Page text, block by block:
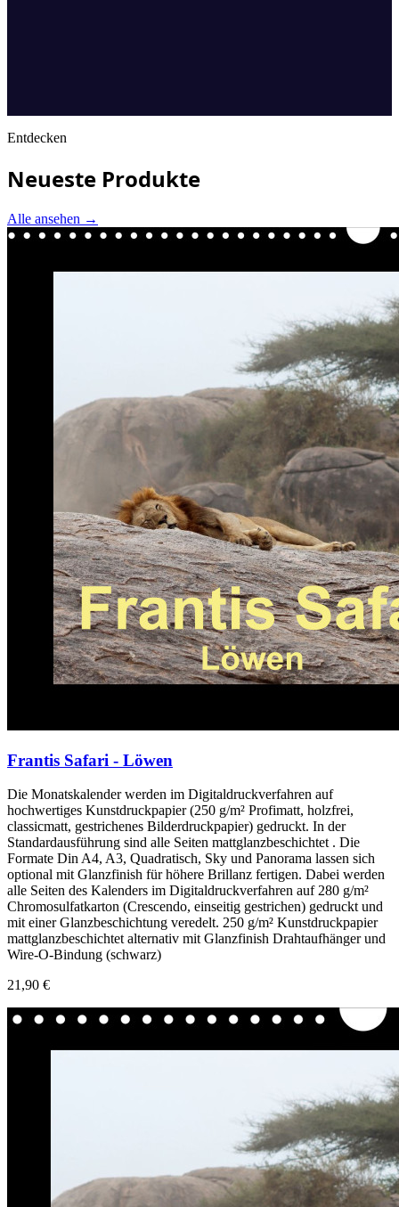
Entdecken
Neueste Produkte
Alle ansehen →
Frantis Safari - Löwen
Die Monatskalender werden im Digitaldruckverfahren auf
hochwertiges Kunstdruckpapier (250 g/m² Profimatt, holzfrei,
classicmatt, gestrichenes Bilderdruckpapier) gedruckt. In der
Standardausführung sind alle Seiten mattglanzbeschichtet . Die
Formate Din A4, A3, Quadratisch, Sky und Panorama lassen sich
optional mit Glanzfinish für höhere Brillanz fertigen. Dabei werden
alle Seiten des Kalenders im Digitaldruckverfahren auf 280 g/m²
Chromosulfatkarton (Crescendo, einseitig gestrichen) gedruckt und
mit einer Glanzbeschichtung veredelt. 250 g/m² Kunstdruckpapier
mattglanzbeschichtet alternativ mit Glanzfinish Drahtaufhänger und
Wire-O-Bindung (schwarz)
21,90 €